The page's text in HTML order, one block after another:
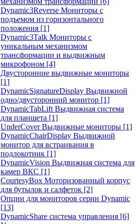
Dynamic3Reverse Мониторы с
подъемом из горизонтального
положения [1]
Dynamic3Talk Мониторы с
уникальным механизмом
трансформации и выдвижным
микрофоном [4]
Двусторонние выдвижные мониторы
[1]
DynamicSignatureDisplay Выдвижной
одно/двусторонний монитор [1]
DynamicTabLift Выдвижная система
для планшета [1]
UnderCover Выдвижные мониторы [1]
DynamicChairDisplay Выдвижной
монитор для встраивания в
подлокотник [1]
DynamicVision Выдвижная система для
камер ВКС [1]
CourtesyBox Моторизованный корпус
для бутылок и салфеток [2]
Опции для мониторов серии Dynamic
[13]
DynamicShare система управления [6]